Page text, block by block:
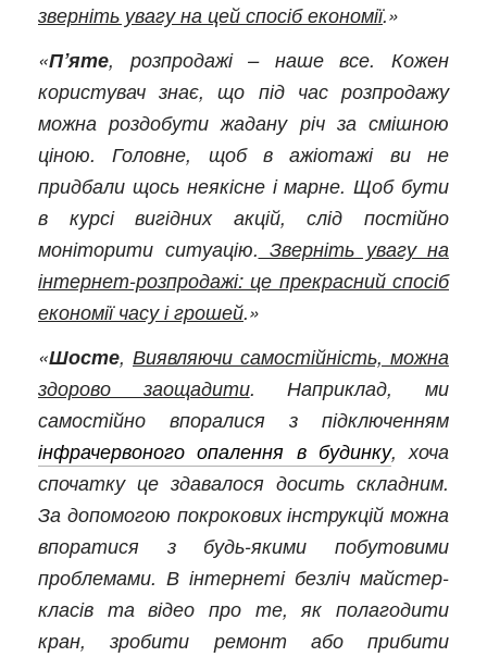
зверніть увагу на цей спосіб економії.»
«П’яте, розпродажі – наше все. Кожен
користувач знає, що під час розпродажу
можна роздобути жадану річ за смішною
ціною. Головне, щоб в ажіотажі ви не
придбали щось неякісне і марне. Щоб бути
в курсі вигідних акцій, слід постійно
моніторити ситуацію. Зверніть увагу на
інтернет-розпродажі: це прекрасний спосіб
економії часу і грошей.»
«Шосте, Виявляючи самостійність, можна
здорово заощадити. Наприклад, ми
самостійно впоралися з підключенням
інфрачервоного опалення в будинку, хоча
спочатку це здавалося досить складним.
За допомогою покрокових інструкцій можна
впоратися з будь-якими побутовими
проблемами. В інтернеті безліч майстер-
класів та відео про те, як полагодити
кран, зробити ремонт або прибити